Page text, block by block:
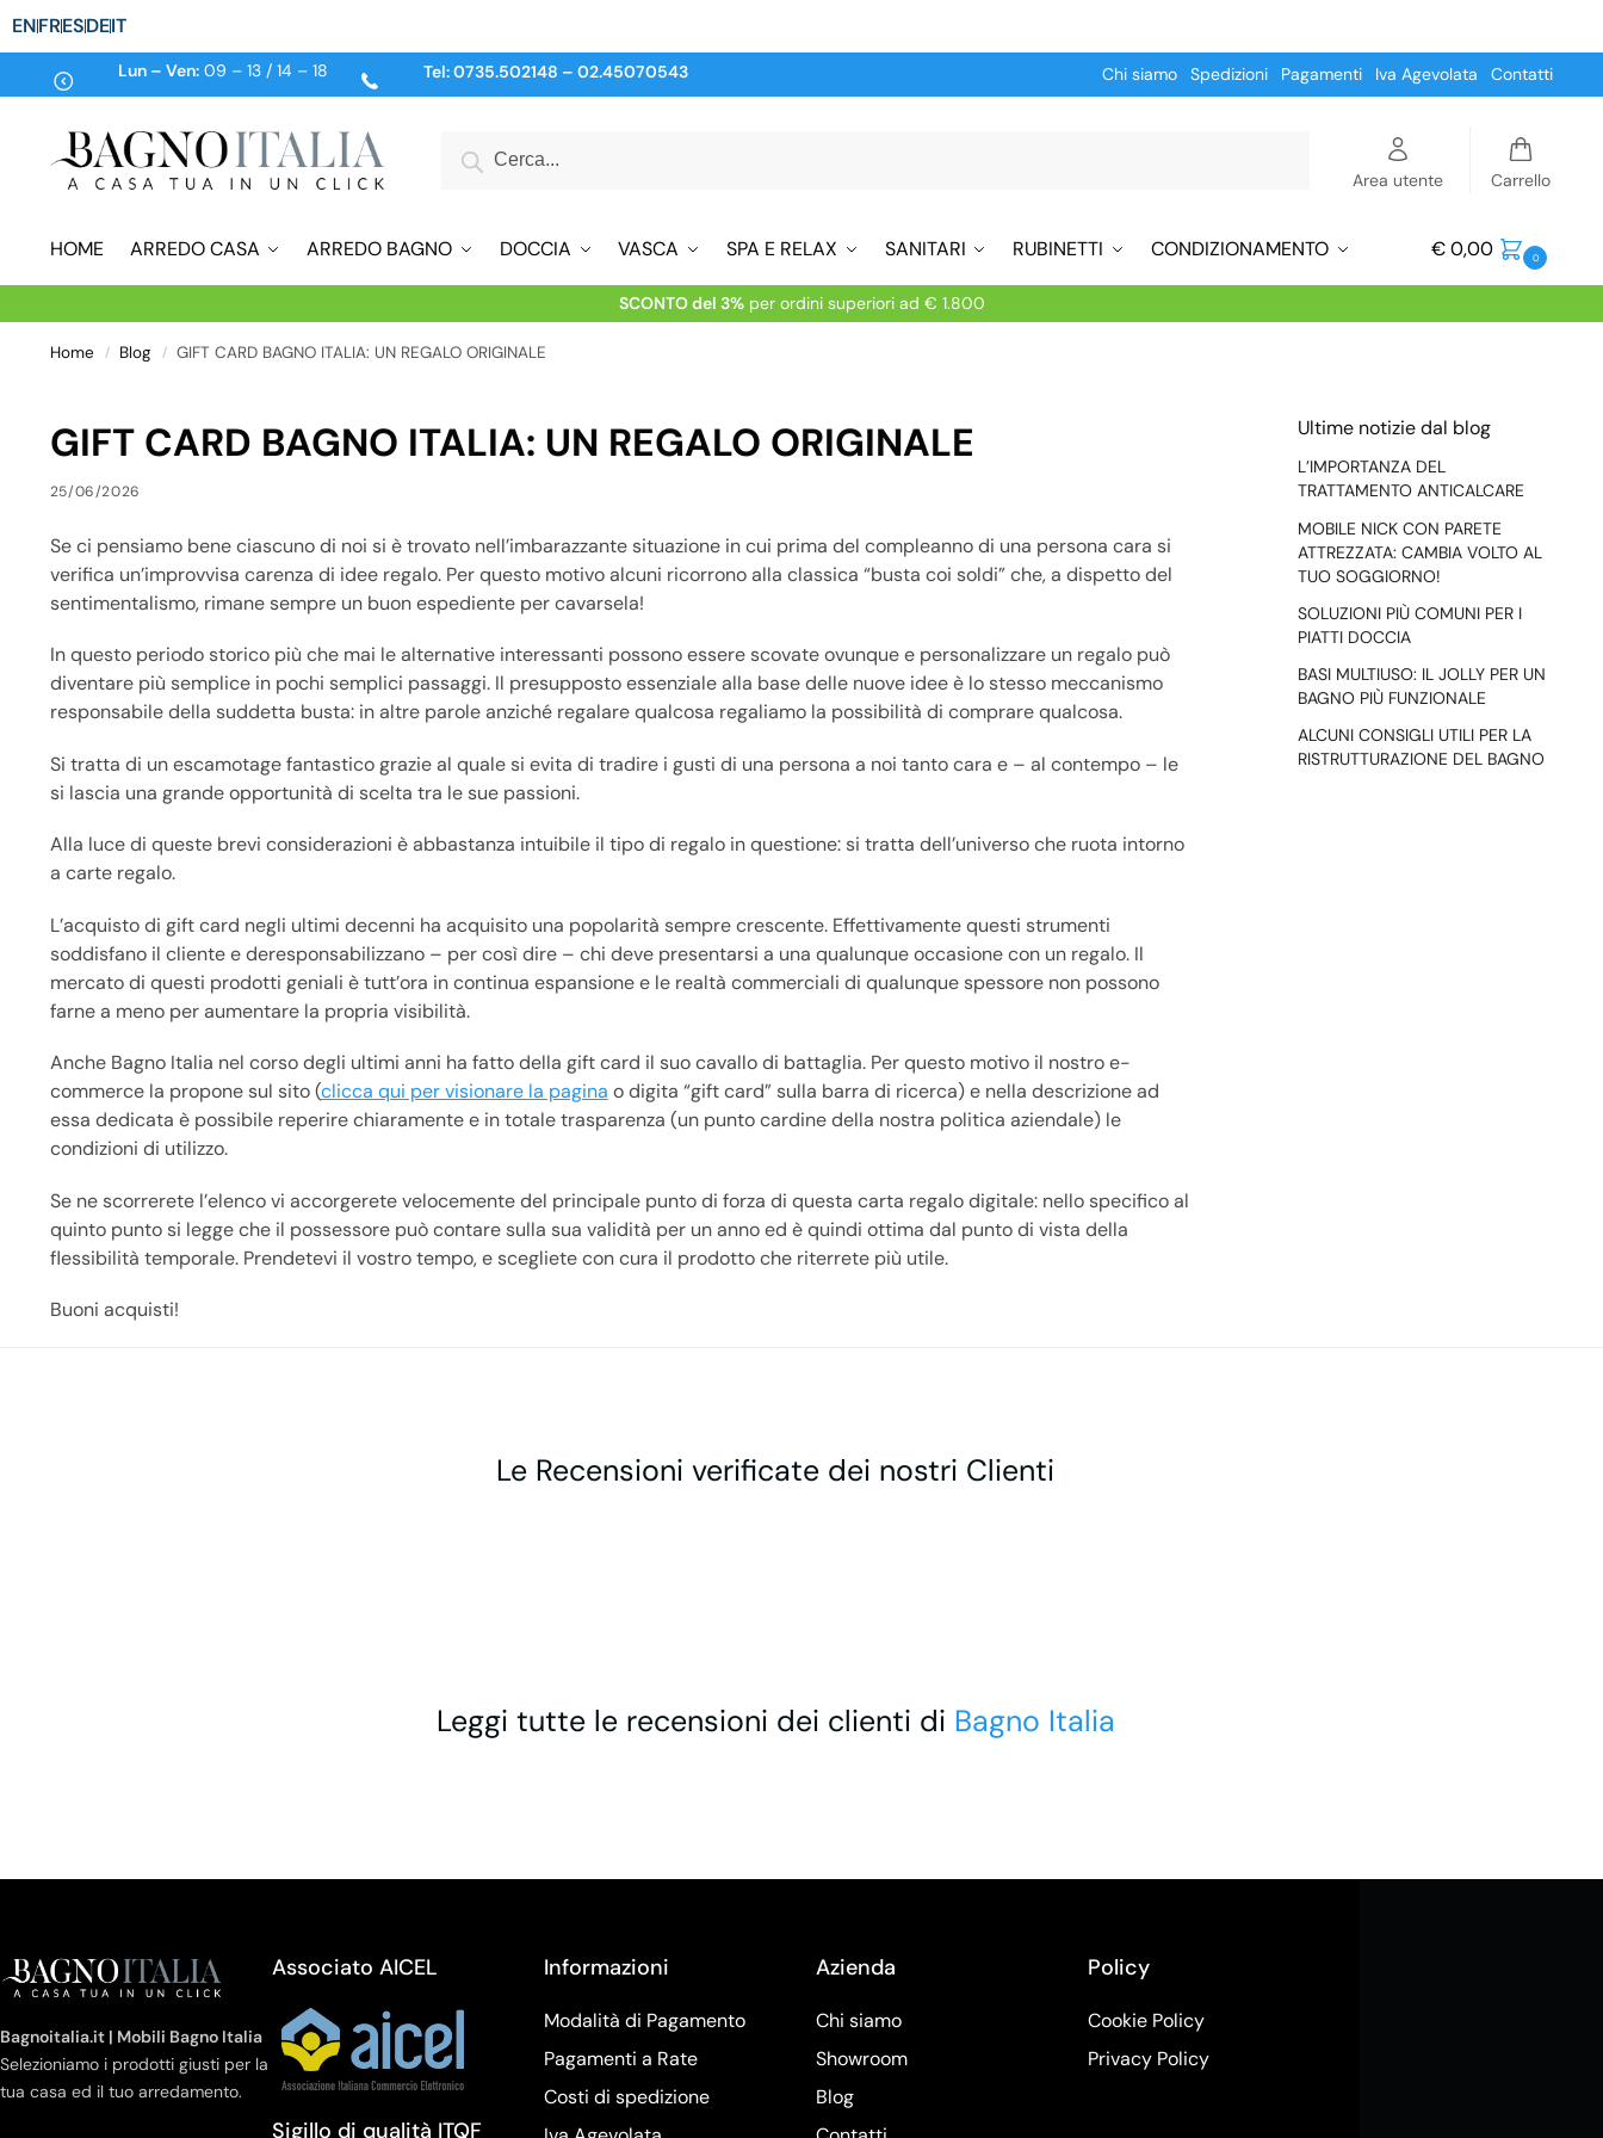
ENFRESDEIT
Lun – Ven:09 – 13 / 14 – 18 Tel:0735.502148 – 02.45070543 Chi siamo Spedizioni Pagamenti Iva Agevolata Contatti
Area utente Carrello
HOME ARREDO CASA ARREDO BAGNO DOCCIA VASCA SPA E RELAX SANITARI RUBINETTI CONDIZIONAMENTO €0,00 0
SCONTO del 3%per ordini superiori ad € 1.800
Home / Blog / GIFT CARD BAGNO ITALIA: UN REGALO ORIGINALE
GIFT CARD BAGNO ITALIA: UN REGALO ORIGINALE
25/06/2026
Se ci pensiamo bene ciascuno di noi si è trovato nell’imbarazzante situazione in cui prima del compleanno di una persona cara si
verifica un’improvvisa carenza di idee regalo. Per questo motivo alcuni ricorrono alla classica “busta coi soldi” che, a dispetto del
sentimentalismo, rimane sempre un buon espediente per cavarsela!
In questo periodo storico più che mai le alternative interessanti possono essere scovate ovunque e personalizzare un regalo può
diventare più semplice in pochi semplici passaggi. Il presupposto essenziale alla base delle nuove idee è lo stesso meccanismo
responsabile della suddetta busta: in altre parole anziché regalare qualcosa regaliamo la possibilità di comprare qualcosa.
Si tratta di un escamotage fantastico grazie al quale si evita di tradire i gusti di una persona a noi tanto cara e – al contempo – le
si lascia una grande opportunità di scelta tra le sue passioni.
Alla luce di queste brevi considerazioni è abbastanza intuibile il tipo di regalo in questione: si tratta dell’universo che ruota intorno
a carte regalo.
L’acquisto di gift card negli ultimi decenni ha acquisito una popolarità sempre crescente. Effettivamente questi strumenti
soddisfano il cliente e deresponsabilizzano – per così dire – chi deve presentarsi a una qualunque occasione con un regalo. Il
mercato di questi prodotti geniali è tutt’ora in continua espansione e le realtà commerciali di qualunque spessore non possono
farne a meno per aumentare la propria visibilità.
Anche Bagno Italia nel corso degli ultimi anni ha fatto della gift card il suo cavallo di battaglia. Per questo motivo il nostro e-
commerce la propone sul sito (clicca qui per visionare la pagina o digita “gift card” sulla barra di ricerca) e nella descrizione ad
essa dedicata è possibile reperire chiaramente e in totale trasparenza (un punto cardine della nostra politica aziendale) le
condizioni di utilizzo.
Se ne scorrerete l’elenco vi accorgerete velocemente del principale punto di forza di questa carta regalo digitale: nello specifico al
quinto punto si legge che il possessore può contare sulla sua validità per un anno ed è quindi ottima dal punto di vista della
flessibilità temporale. Prendetevi il vostro tempo, e scegliete con cura il prodotto che riterrete più utile.
Buoni acquisti!
Ultime notizie dal blog
L’IMPORTANZA DEL
TRATTAMENTO ANTICALCARE
MOBILE NICK CON PARETE
ATTREZZATA: CAMBIA VOLTO AL
TUO SOGGIORNO!
SOLUZIONI PIÙ COMUNI PER I
PIATTI DOCCIA
BASI MULTIUSO: IL JOLLY PER UN
BAGNO PIÙ FUNZIONALE
ALCUNI CONSIGLI UTILI PER LA
RISTRUTTURAZIONE DEL BAGNO
Le Recensioni verificate dei nostri Clienti
Leggi tutte le recensioni dei clienti di Bagno Italia
Bagnoitalia.it | Mobili Bagno Italia
Selezioniamo i prodotti giusti per la
tua casa ed il tuo arredamento.
Associato AICEL
Sigillo di qualità ITQF
Informazioni
Modalità di Pagamento
Pagamenti a Rate
Costi di spedizione
Azienda
Chi siamo
Showroom
Blog
Policy
Cookie Policy
Privacy Policy